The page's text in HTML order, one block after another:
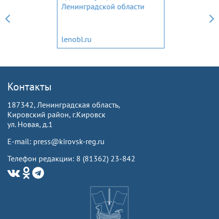
Ленинградской области
www.lenoblzaks.ru
Контакты
187342, Ленинградская область,
Кировский район, г.Кировск
ул. Новая, д.1
E-mail: press@kirovsk-reg.ru
Телефон редакции: 8 (81362) 23-842